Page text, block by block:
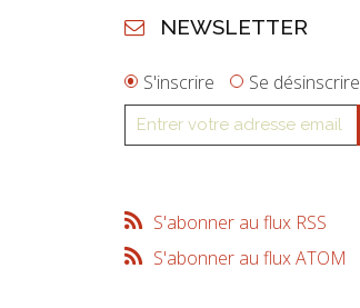
NEWSLETTER
S'inscrire Se désinscrire
S'abonner au flux RSS
S'abonner au flux ATOM